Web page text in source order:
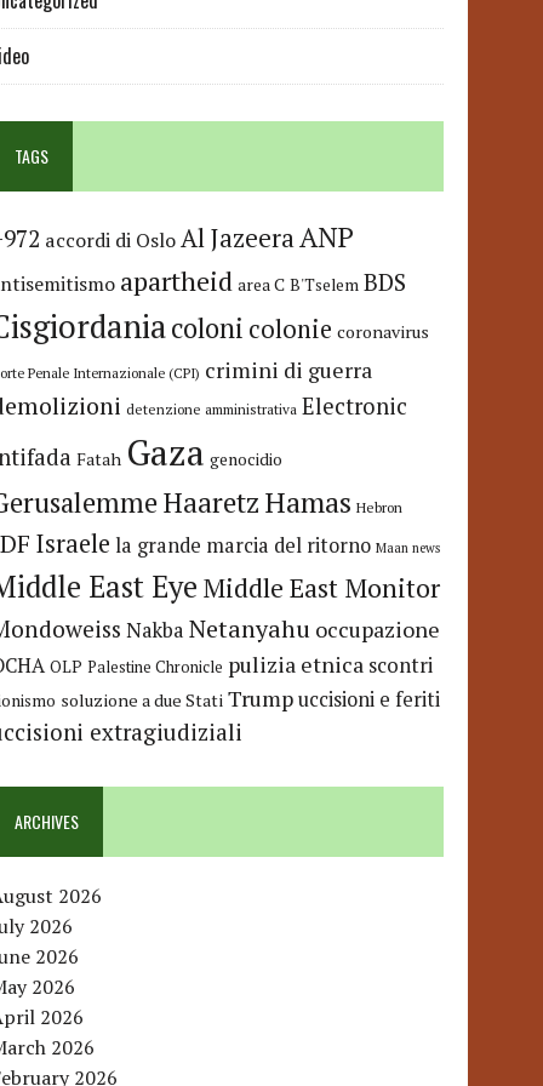
TAGS
accordi di OsloAl JazeeraANP
apartheid area C B'Tselem BDS
coloni colonie coronavirus
Penale Internazionale (CPI) crimini di guerra
detenzione amministrativa Electronic
Fatah Gaza genocidio
HaaretzHamas Hebron
Israele la grande marcia del ritorno Maan news
East Eye Middle East Monitor
Nakba Netanyahu occupazione
OLP Palestine Chronicle pulizia etnica scontri
soluzione a due Stati Trumpuccisioni e feriti
extragiudiziali
ARCHIVES
2026
2026
2026
2026
2026
2026
2026